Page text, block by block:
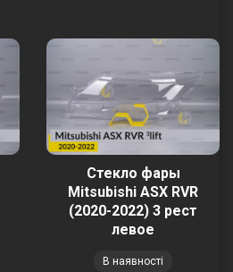
Стекло фары
Mitsubishi ASX RVR
(2020-2022) 3 рест
левое
В наявності